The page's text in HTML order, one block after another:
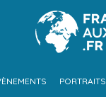
PORTRAITS